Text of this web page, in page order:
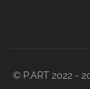
© P.ART 2022 -